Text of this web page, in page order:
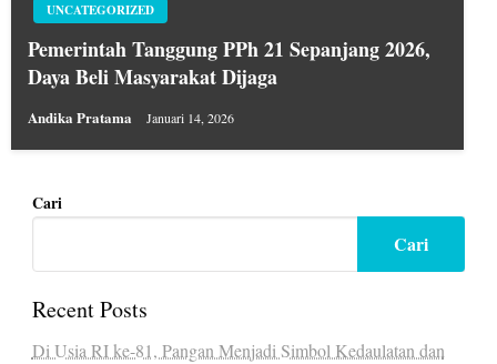
UNCATEGORIZED
Pemerintah Tanggung PPh 21 Sepanjang 2026,
Daya Beli Masyarakat Dijaga
Andika Pratama Januari 14, 2026
Cari
Cari
Recent Posts
Di Usia RI ke-81, Pangan Menjadi Simbol Kedaulatan dan